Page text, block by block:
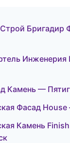
Бригадир
Инженерия
Камень —
Фасад
Камень